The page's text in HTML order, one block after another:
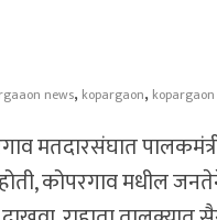
news, kopargaon,
मतदारसंघात
कोपरगाव मधील